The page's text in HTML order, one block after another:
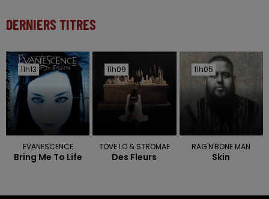
DERNIERS TITRES
11h13
11h13
EVANESCENCE
Bring Me To Life
11h09
11h09
TOVE LO & STROMAE
Des Fleurs
11h05
11h05
RAG'N'BONE MAN
Skin